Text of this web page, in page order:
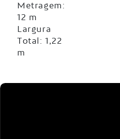
Metragem:
12 m
Largura
Total: 1,22
m